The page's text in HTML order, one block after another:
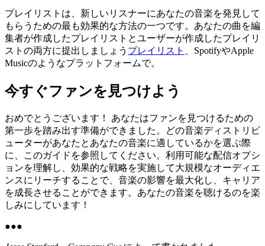
プレイリストは、新しいリスナーにあなたの音楽を発見して
もらうための最も効果的な方法の一つです。あなたの曲を編
集者が作成したプレイリストとユーザーが作成したプレイリ
ストの両方に提出しましょう プレイリスト 、SpotifyやApple
Musicのようなプラットフォームで。
今すぐファンを見つけよう
おめでとうございます！ あなたはファンを見つけるための
第一歩を踏み出す準備ができました。どの音楽ディストリビ
ューターがあなたとあなたの音楽に適しているかを選ぶ際
に、このガイドを参照してください。利用可能な配信オプシ
ョンを理解し、効果的な戦略を実施して大規模なオーディエ
ンスにリーチすることで、音楽の影響を最大化し、キャリア
を成長させることができます。あなたの音楽を聴けるのを楽
しみにしています！
●●●